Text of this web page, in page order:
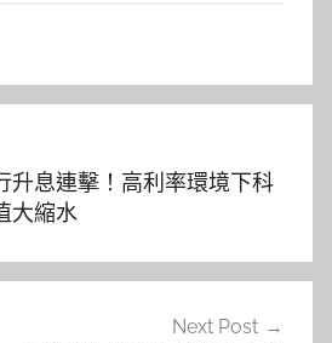
升息連擊！高利率環境下科
大縮水
Next Post